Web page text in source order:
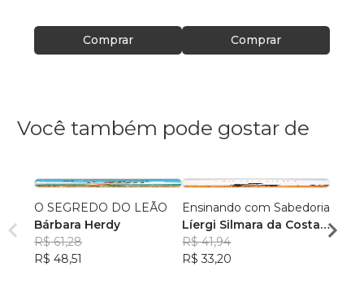
Comprar Comprar
Você também pode gostar de
O SEGREDO DO LEÃO
Bárbara Herdy
R$ 61,28
R$ 48,51
Ensinando com Sabedoria
Líergi Silmara da Costa
Altmann
R$ 41,94
R$ 33,20